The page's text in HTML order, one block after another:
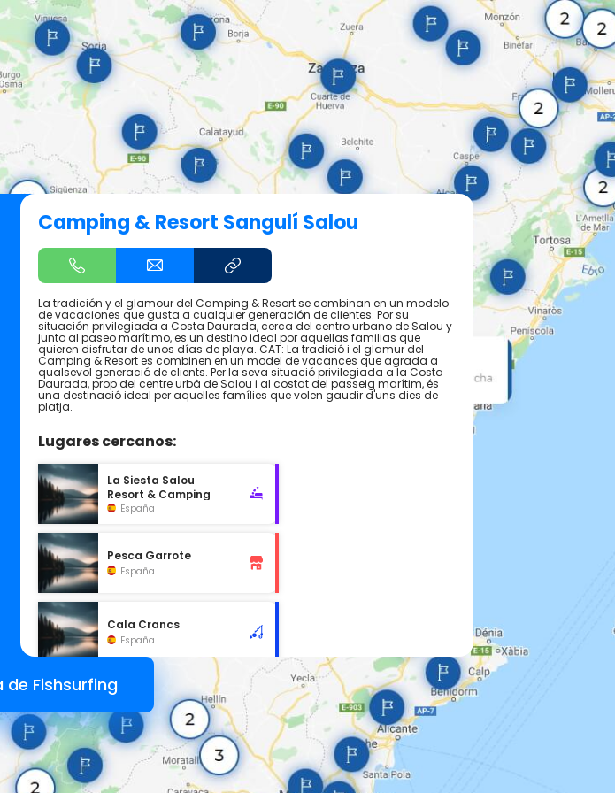
Camping & Resort Sangulí Salou
La tradición y el glamour del Camping & Resort se combinan en un modelo
de vacaciones que gusta a cualquier generación de clientes. Por su
situación privilegiada a Costa Daurada, cerca del centro urbano de Salou y
junto al paseo marítimo, es un destino ideal por aquellas familias que
quieren disfrutar de unos días de playa. CAT: La tradició i el glamur del
Camping & Resort es combinen en un model de vacances que agrada a
qualsevol generació de clients. Per la seva situació privilegiada a la Costa
Daurada, prop del centre urbà de Salou i al costat del passeig marítim, és
una destinació ideal per aquelles famílies que volen gaudir d'uns dies de
platja.
Lugares cercanos:
La Siesta Salou
Resort & Camping
España
Pesca Garrote
España
Cala Crancs
España
de Fishsurfing